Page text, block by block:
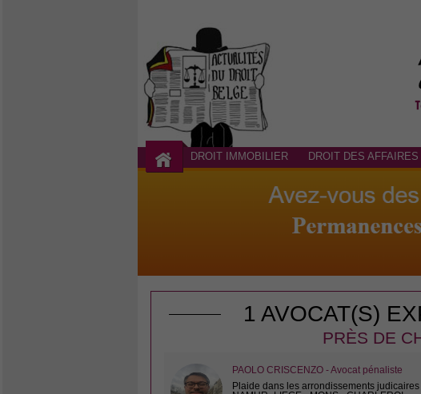
DROIT IMMOBILIER DROIT DES AFFAIRES
1 AVOCAT(S)
PRÈS DE
PAOLO CRISCENZO - Avocat pénaliste
Plaide dans les arrondissements